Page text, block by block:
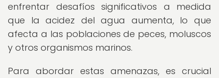
enfrentar desafíos significativos a medida
que la acidez del agua aumenta, lo que
afecta a las poblaciones de peces, moluscos
y otros organismos marinos.
Para abordar estas amenazas, es crucial